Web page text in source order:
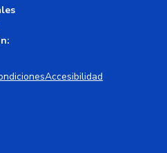
Accesibilidad